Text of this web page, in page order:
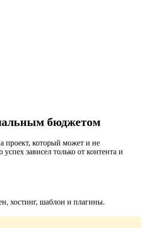
бюджетом
проект, который может и не
зависел только от контента и
хостинг, шаблон и плагины.